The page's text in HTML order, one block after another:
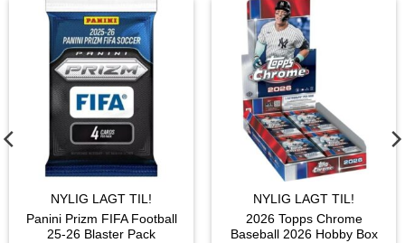
NYLIG LAGT TIL!
Panini Prizm FIFA Football
25-26 Blaster Pack
NYLIG LAGT TIL!
2026 Topps Chrome
Baseball 2026 Hobby Box